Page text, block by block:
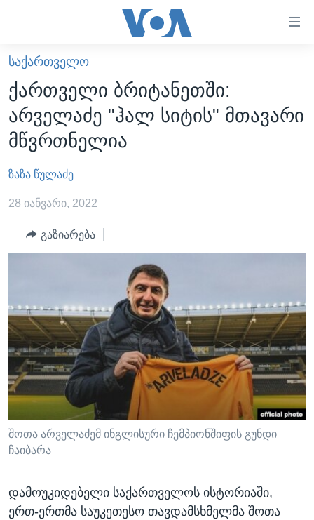
ხელმისაწვდომობისთვის
გადადით
მთავარზე
გადადით
მთავარ
ნავიგაციაზე
გადადით
ძიებაზე
ᲐᲮᲐᲚᲘ ᲐᲛᲑᲔᲑᲘ
ᲡᲐᲥᲐᲠᲗᲕᲔᲚᲝ
ᲐᲨᲨ
ᲐᲨᲨ-ᲘᲡ ᲐᲠᲩᲔᲕᲜᲔᲑᲘ 2024
ᲛᲡᲝᲤᲚᲘᲝ
ᲕᲘᲓᲔᲝᲔᲑᲘ
ᲒᲐᲓᲐᲪᲔᲛᲔᲑᲘ
ᲮᲔᲓᲕᲐ ᲕᲐᲨᲘᲜᲒᲢᲝᲜᲘᲓᲐᲜ
ᲡᲢᲣᲓᲘᲐ ᲕᲐᲨᲘᲜᲒᲢᲝᲜᲘ
ᲞᲝᲚᲘᲢᲘᲙᲐ
ᲔᲙᲝᲜᲝᲛᲘᲙᲐ
ᲯᲐᲜᲛᲠᲗᲔᲚᲝᲑᲐ
ᲛᲔᲪᲜᲘᲔᲠᲔᲑᲐ
ᲘᲜᲢᲔᲠᲕᲘᲣ
ᲙᲣᲚᲢᲣᲠᲐ
ᲒᲐᲚᲘᲚᲔᲝ
ᲠᲣᲡᲔᲗᲘᲡ ᲨᲔᲭᲠᲐ ᲣᲙᲠᲐᲘᲜᲐᲨᲘ
Learning English
ᲗᲕᲐᲚᲘ ᲒᲕᲐᲓᲔᲕᲜᲔᲗ
ენები
ᲡᲐᲥᲐᲠᲗᲕᲔᲚᲝ
ქართველი ბრიტანეთში:
არველაძე "ჰალ სიტის" მთავარი
მწვრთნელია
ზაზა წულაძე
28 იანვარი, 2022
გაზიარება
შოთა არველაძემ ინგლისური ჩემპიონშიფის გუნდი
ჩაიბარა
დამოუკიდებელი საქართველოს ისტორიაში,
ერთ-ერთმა საუკეთესო თავდამსხმელმა შოთა